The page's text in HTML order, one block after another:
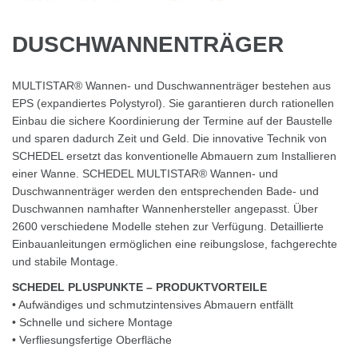
DUSCHWANNENTRÄGER
MULTISTAR® Wannen- und Duschwannenträger bestehen aus
EPS (expandiertes Polystyrol). Sie garantieren durch rationellen
Einbau die sichere Koordinierung der Termine auf der Baustelle
und sparen dadurch Zeit und Geld. Die innovative Technik von
SCHEDEL ersetzt das konventionelle Abmauern zum Installieren
einer Wanne. SCHEDEL MULTISTAR® Wannen- und
Duschwannenträger werden den entsprechenden Bade- und
Duschwannen namhafter Wannenhersteller angepasst. Über
2600 verschiedene Modelle stehen zur Verfügung. Detaillierte
Einbauanleitungen ermöglichen eine reibungslose, fachgerechte
und stabile Montage.
SCHEDEL PLUSPUNKTE – PRODUKTVORTEILE
• Aufwändiges und schmutzintensives Abmauern entfällt
• Schnelle und sichere Montage
• Verfliesungsfertige Oberfläche